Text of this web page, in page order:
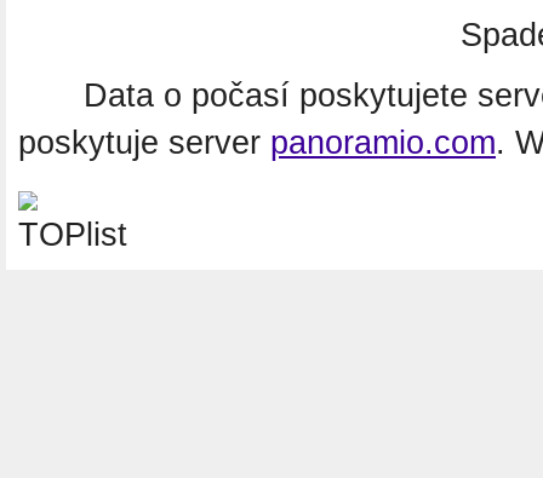
Data o počasí poskytujete
poskytuje server panoramio.com.